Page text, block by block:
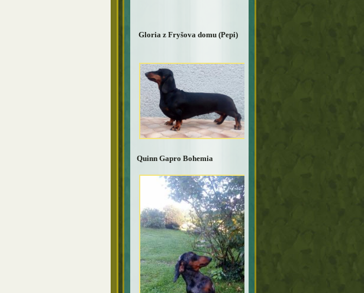
Gloria z Fryšova domu (Pepi)
Quinn Gapro Bohemia